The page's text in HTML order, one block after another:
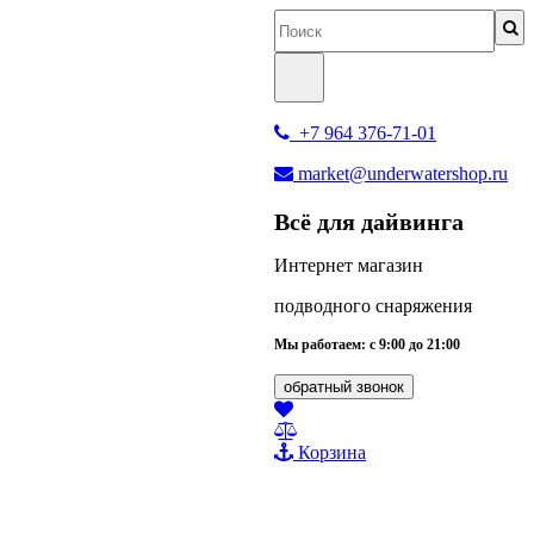
+7 964 376-71-01
market@underwatershop.ru
Всё для дайвинга
Интернет магазин
подводного снаряжения
Мы работаем: с 9:00 до 21:00
обратный звонок
Корзина